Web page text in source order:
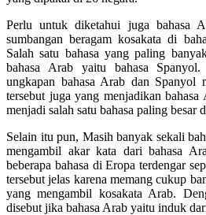
Perlu untuk diketahui juga bahasa
sumbangan beragam kosakata di
Salah satu bahasa yang paling
bahasa Arab yaitu bahasa
ungkapan bahasa Arab dan Spanyol
tersebut juga yang menjadikan bahasa
menjadi salah satu bahasa paling besar
Selain itu pun, Masih banyak sekali
mengambil akar kata dari bahasa
beberapa bahasa di Eropa terdengar
tersebut jelas karena memang cukup
yang mengambil kosakata Arab.
disebut jika bahasa Arab yaitu induk